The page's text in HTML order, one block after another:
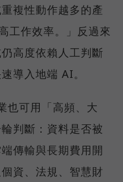
複性動作越多的產
工作效率。」反過來
高度依賴人工判斷
導入地端 AI。
也可用「高頻、大
判斷：資料是否被
傳輸與長期費用開
資、法規、智慧財